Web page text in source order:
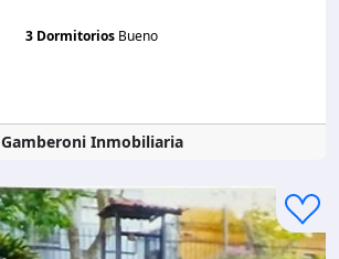
3 Dormitorios Bueno
Gamberoni Inmobiliaria